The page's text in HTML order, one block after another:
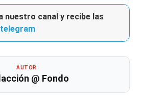
nuestro canal y recibe las
telegram
AUTOR
@ Fondo